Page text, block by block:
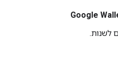
Google
לשנות.